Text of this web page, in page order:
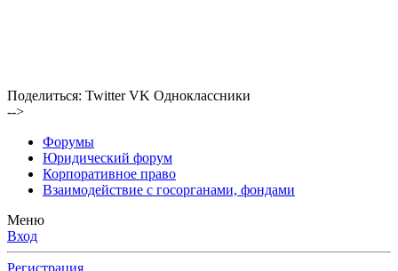
Поделиться: Twitter VK Одноклассники
-->
Форумы
Юридический форум
Корпоративное право
Взаимодействие с госорганами, фондами
Меню
Вход
Регистрация